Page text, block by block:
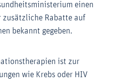
einen
zusätzliche Rabatte auf
bekannt gegeben.
ist zur
wie Krebs oder HIV